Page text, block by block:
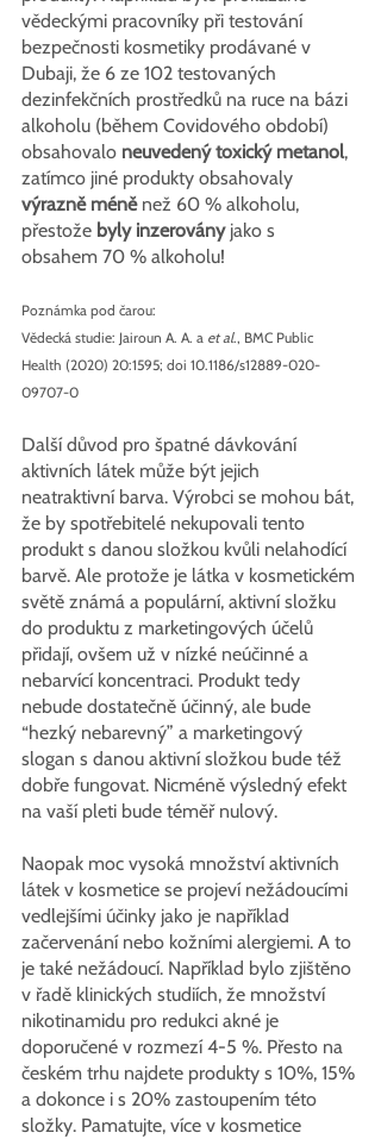
vědeckými pracovníky při testování
bezpečnosti kosmetiky prodávané v
Dubaji, že 6 ze 102 testovaných
dezinfekčních prostředků na ruce na bázi
alkoholu (během Covidového období)
obsahovalo neuvedený toxický metanol,
zatímco jiné produkty obsahovaly
výrazně méně než 60 % alkoholu,
přestože byly inzerovány jako s
obsahem 70 % alkoholu!
Poznámka pod čarou:
Vědecká studie: Jairoun A. A. a et al., BMC Public
Health (2020) 20:1595; doi 10.1186/s12889-020-
09707-0
Další důvod pro špatné dávkování
aktivních látek může být jejich
neatraktivní barva. Výrobci se mohou bát,
že by spotřebitelé nekupovali tento
produkt s danou složkou kvůli nelahodící
barvě. Ale protože je látka v kosmetickém
světě známá a populární, aktivní složku
do produktu z marketingových účelů
přidají, ovšem už v nízké neúčinné a
nebarvící koncentraci. Produkt tedy
nebude dostatečně účinný, ale bude
“hezký nebarevný” a marketingový
slogan s danou aktivní složkou bude též
dobře fungovat. Nicméně výsledný efekt
na vaší pleti bude téměř nulový.
Naopak moc vysoká množství aktivních
látek v kosmetice se projeví nežádoucími
vedlejšími účinky jako je například
začervenání nebo kožními alergiemi. A to
je také nežádoucí. Například bylo zjištěno
v řadě klinických studiích, že množství
nikotinamidu pro redukci akné je
doporučené v rozmezí 4-5 %. Přesto na
českém trhu najdete produkty s 10%, 15%
a dokonce i s 20% zastoupením této
složky. Pamatujte, více v kosmetice